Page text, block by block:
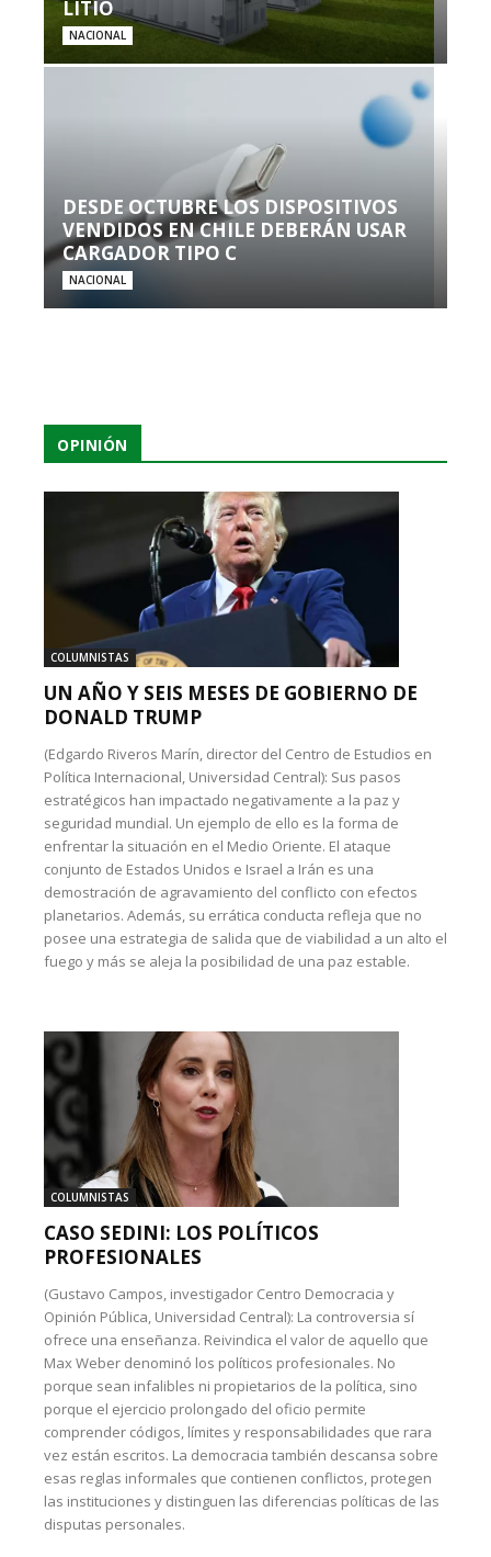
LITIO
NACIONAL
DESDE OCTUBRE LOS DISPOSITIVOS
VENDIDOS EN CHILE DEBERÁN USAR
CARGADOR TIPO C
NACIONAL
OPINIÓN
COLUMNISTAS
UN AÑO Y SEIS MESES DE GOBIERNO DE
DONALD TRUMP
(Edgardo Riveros Marín, director del Centro de Estudios en
Política Internacional, Universidad Central): Sus pasos
estratégicos han impactado negativamente a la paz y
seguridad mundial. Un ejemplo de ello es la forma de
enfrentar la situación en el Medio Oriente. El ataque
conjunto de Estados Unidos e Israel a Irán es una
demostración de agravamiento del conflicto con efectos
planetarios. Además, su errática conducta refleja que no
posee una estrategia de salida que de viabilidad a un alto el
fuego y más se aleja la posibilidad de una paz estable.
COLUMNISTAS
CASO SEDINI: LOS POLÍTICOS
PROFESIONALES
(Gustavo Campos, investigador Centro Democracia y
Opinión Pública, Universidad Central): La controversia sí
ofrece una enseñanza. Reivindica el valor de aquello que
Max Weber denominó los políticos profesionales. No
porque sean infalibles ni propietarios de la política, sino
porque el ejercicio prolongado del oficio permite
comprender códigos, límites y responsabilidades que rara
vez están escritos. La democracia también descansa sobre
esas reglas informales que contienen conflictos, protegen
las instituciones y distinguen las diferencias políticas de las
disputas personales.